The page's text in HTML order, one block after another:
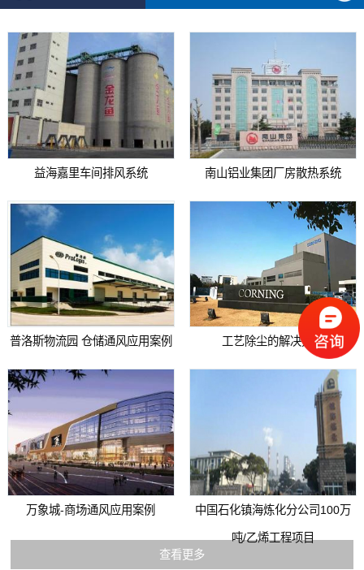
益海嘉里车间排风系统 南山铝业集团厂房散热系统
普洛斯物流园 仓储通风应用案例 工艺除尘的解决方案
万象城-商场通风应用案例 中国石化镇海炼化分公司100万
吨/乙烯工程项目
查看更多